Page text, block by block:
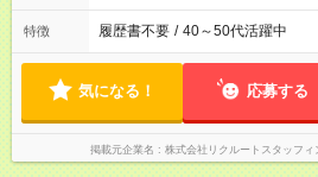
特徴 履歴書不要 / 40～50代活躍中
気になる！ 応募する
掲載元企業名 株式会社リクルートスタッフ